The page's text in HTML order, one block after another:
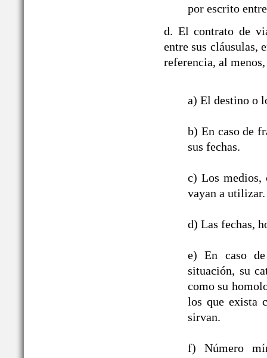
por escrito
d. El contrato de
entre sus cláusulas,
referencia, al
a) El destino o
b) En caso de
sus fechas.
c) Los medios,
vayan a utilizar.
d) Las fechas,
e) En caso
situación, su
como su
los que exista
sirvan.
f) Número